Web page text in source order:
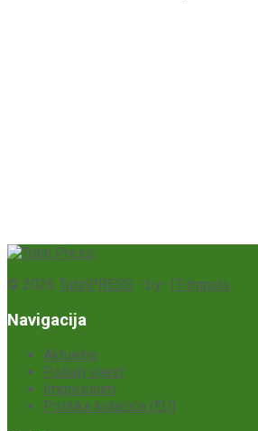
© 2026 TutinPRESS - by- IT-Impuls
Navigacija
Aktuelno
Pošalji vijest
Impressum
Politika kolačića (EU)